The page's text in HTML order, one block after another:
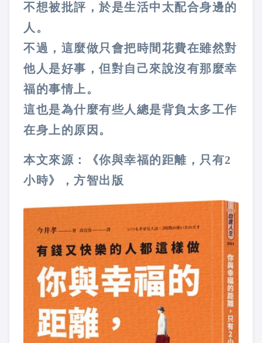
不想被批評，於是生活中太配合身邊的
人。
不過，這麼做只會把時間花費在雖然對
他人是好事，但對自己來說沒有那麼幸
福的事情上。
這也是為什麼有些人總是背負太多工作
在身上的原因。
本文來源：《你與幸福的距離，只有2
小時》，方智出版